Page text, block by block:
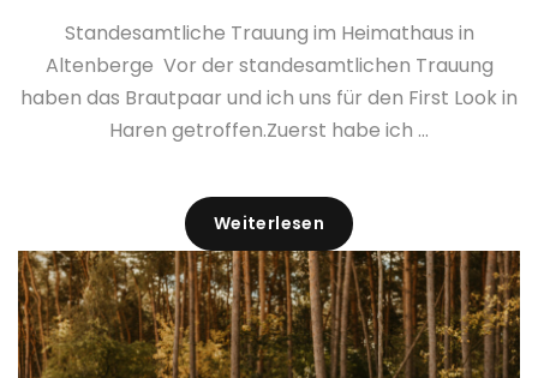
Standesamtliche Trauung im Heimathaus in
Altenberge Vor der standesamtlichen Trauung
haben das Brautpaar und ich uns für den First Look in
Haren getroffen.Zuerst habe ich ...
Weiterlesen